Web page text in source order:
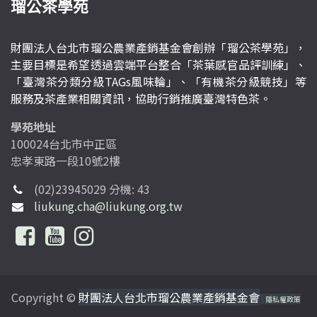
瑠公茶學苑
財團法人台北市瑠公農業產銷基金會創辦「瑠公茶學苑」，
主要目標是希望透過雲端平台整合「茶葉感官品評訓練」、
「臺灣茶分類分級TAGs風味輪」、「有機茶分級競技」等
服務及茶產業相關資訊，協助行銷推廣臺灣特色茶。
學苑地址
100024台北市中正區
忠孝東路一段10號2樓
(02)23945029 分機: 43
liukung.cha@liukung.org.tw
Copyright © 財團法人台北市瑠公農業產銷基金會 隱私權政策